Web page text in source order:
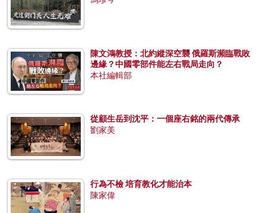
陳文鴻教授：北約縱深空襲 俄羅斯瀕臨戰敗
邊緣？中國零部件能左右戰局走向？
本社編輯部
從顧生岳到沈平：一個座右銘的兩代傳承
劉家美
行為不檢 培育教化才能治本
陳家偉